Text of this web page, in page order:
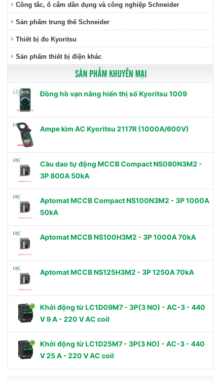
Công tắc, ổ cắm dân dụng và công nghiệp Schneider
Sản phẩm trung thế Schneider
Thiết bị đo Kyoritsu
Sản phẩm thiết bị điện khác
SẢN PHẨM KHUYẾN MẠI
Đồng hồ vạn năng hiển thị số Kyoritsu 1009
Ampe kìm AC Kyoritsu 2117R (1000A/600V)
Cầu dao tự động MCCB Compact NS080N3M2 -
3P 800A 50kA
Aptomat MCCB Compact NS100N3M2 - 3P 1000A
50kA
Aptomat MCCB NS100H3M2 - 3P 1000A 70kA
Aptomat MCCB NS125H3M2 - 3P 1250A 70kA
Khởi động từ LC1D09M7 - 3P(3 NO) - AC-3 - 440
V 9 A - 220 V AC coil
Khởi động từ LC1D25M7 - 3P(3 NO) - AC-3 - 440
V 25 A - 220 V AC coil